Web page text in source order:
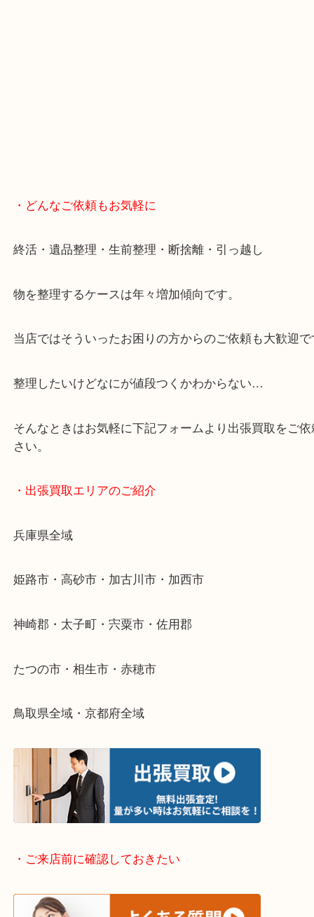
終活・遺品整理・生前整理・断捨離・引っ越し
さい。
・出張買取エリアのご紹介
兵庫県全域
姫路市・高砂市・加古川市・加西市
神崎郡・太子町・宍粟市・佐用郡
たつの市・相生市・赤穂市